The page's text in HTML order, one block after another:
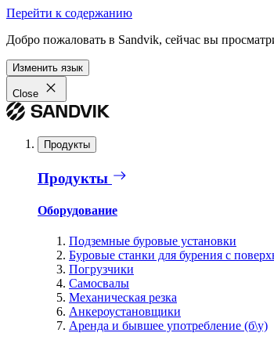
Перейти к содержанию
Добро пожаловать в Sandvik, сейчас вы
Изменить язык
Close
Продукты
Продукты
Оборудование
Подземные буровые установки
Буровые станки для бурения с
Погрузчики
Самосвалы
Механическая резка
Анкероустановщики
Аренда и бывшее употребление (б\у)